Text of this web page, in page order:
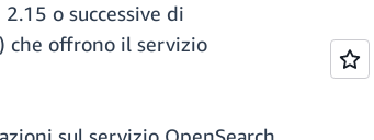
o successive di
che offrono il servizio